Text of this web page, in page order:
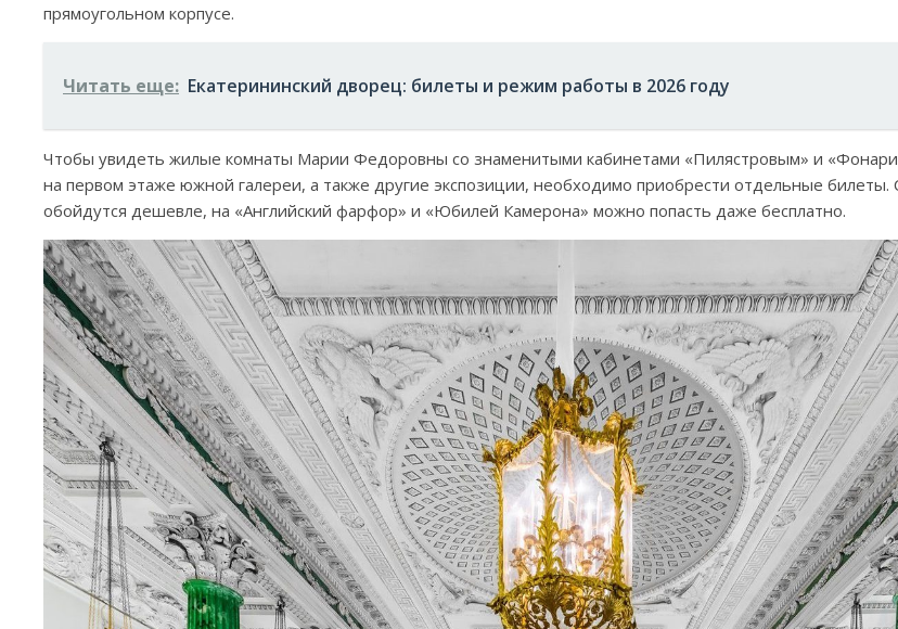
прямоугольном корпусе.
Читать еще: Екатерининский дворец: билеты и режим работы в 2026 году
Чтобы увидеть жилые комнаты Марии Федоровны со знаменитыми кабинетами «Пилястровым» и
на первом этаже южной галереи, а также другие экспозиции, необходимо приобрести отдельные
обойдутся дешевле, на «Английский фарфор» и «Юбилей Камерона» можно попасть даже бесплатно.